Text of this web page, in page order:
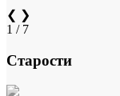
❮ ❯
1 / 7
Старости